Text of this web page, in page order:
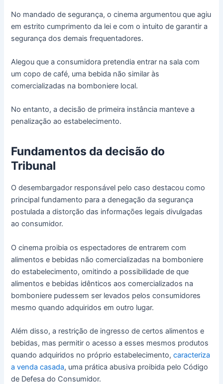
No mandado de segurança, o cinema argumentou que agiu
em estrito cumprimento da lei e com o intuito de garantir a
segurança dos demais frequentadores.
Alegou que a consumidora pretendia entrar na sala com
um copo de café, uma bebida não similar às
comercializadas na bomboniere local.
No entanto, a decisão de primeira instância manteve a
penalização ao estabelecimento.
Fundamentos da decisão do
Tribunal
O desembargador responsável pelo caso destacou como
principal fundamento para a denegação da segurança
postulada a distorção das informações legais divulgadas
ao consumidor.
O cinema proibia os espectadores de entrarem com
alimentos e bebidas não comercializadas na bomboniere
do estabelecimento, omitindo a possibilidade de que
alimentos e bebidas idênticos aos comercializados na
bomboniere pudessem ser levados pelos consumidores
mesmo quando adquiridos em outro lugar.
Além disso, a restrição de ingresso de certos alimentos e
bebidas, mas permitir o acesso a esses mesmos produtos
quando adquiridos no próprio estabelecimento,caracteriza
a venda casada, uma prática abusiva proibida pelo Código
de Defesa do Consumidor.